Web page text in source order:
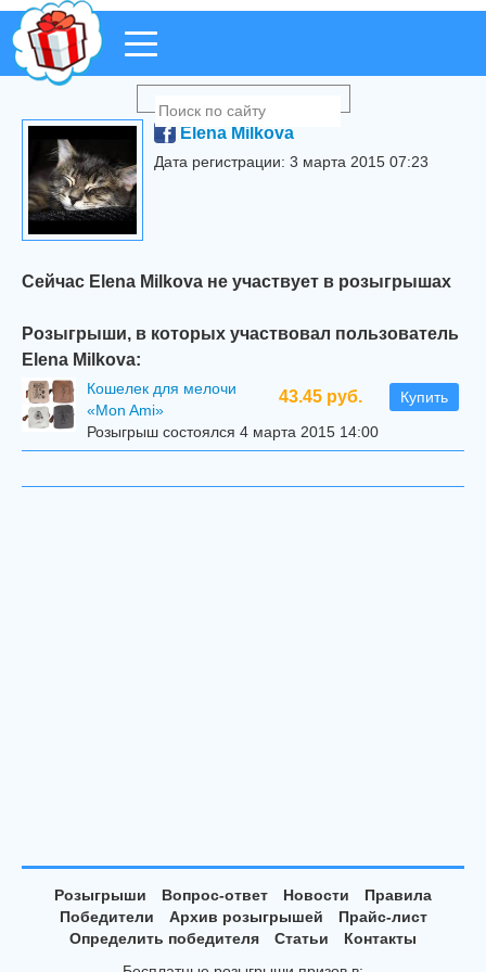
Elena Milkova
Дата регистрации: 3 марта 2015 07:23
Сейчас Elena Milkova не участвует в розыгрышах
Розыгрыши, в которых участвовал пользователь
Elena Milkova:
43.45 руб. Купить
Кошелек для мелочи
«Mon Ami»
Розыгрыш состоялся 4 марта 2015 14:00
Розыгрыши Вопрос-ответ Новости
Правила
Победители
Архив розыгрышей
Прайс-лист
Определить победителя
Статьи
Контакты